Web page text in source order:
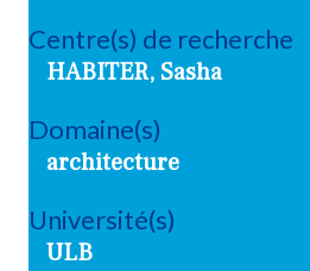
Centre(s) de recherche
HABITER, Sasha
Domaine(s)
architecture
Université(s)
ULB